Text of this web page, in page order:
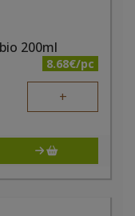
200ml
8.68€/pc
+